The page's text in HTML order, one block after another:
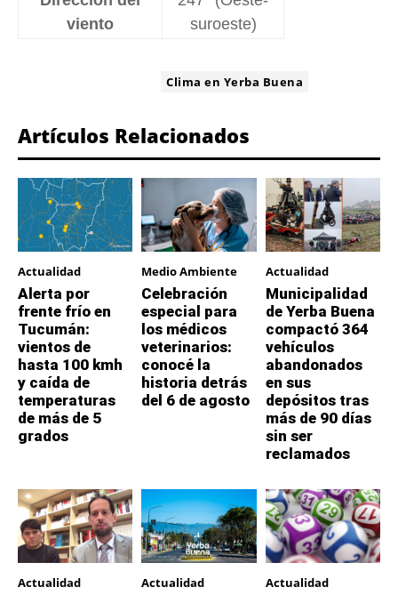
viento
suroeste)
Clima en Yerba Buena
Artículos Relacionados
Actualidad
Alerta por
frente frío en
Tucumán:
vientos de
hasta 100 kmh
y caída de
temperaturas
de más de 5
grados
Medio Ambiente
Celebración
especial para
los médicos
veterinarios:
conocé la
historia detrás
del 6 de agosto
Actualidad
Municipalidad
de Yerba Buena
compactó 364
vehículos
abandonados
en sus
depósitos tras
más de 90 días
sin ser
reclamados
Actualidad Actualidad Actualidad